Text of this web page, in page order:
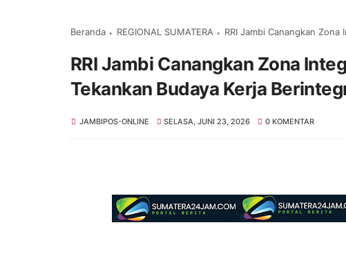
Beranda REGIONAL SUMATERA RRI Jambi Canangkan Zona
RRI Jambi Canangkan Zona
Tekankan Budaya Kerja
JAMBIPOS-ONLINE SELASA, JUNI 23, 2026 0 KOMENTAR